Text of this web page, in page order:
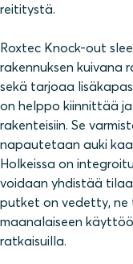
reititystä.
Roxtec Knock-out
rakennuksen kuivana
sekä tarjoaa
on helppo kiinnittää
rakenteisiin. Se
napautetaan auki
Holkeissa on
voidaan yhdistää
putket on vedetty, ne
maanalaiseen
ratkaisuilla.